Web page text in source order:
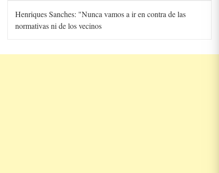
Henriques Sanches: "Nunca vamos a ir en contra de las
normativas ni de los vecinos